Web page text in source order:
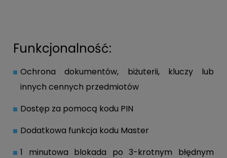
Funkcjonalność:
Ochrona dokumentów, biżuterii, kluczy lub
innych cennych przedmiotów
Dostęp za pomocą kodu PIN
Dodatkowa funkcja kodu Master
1 minutowa blokada po 3-krotnym błędnym